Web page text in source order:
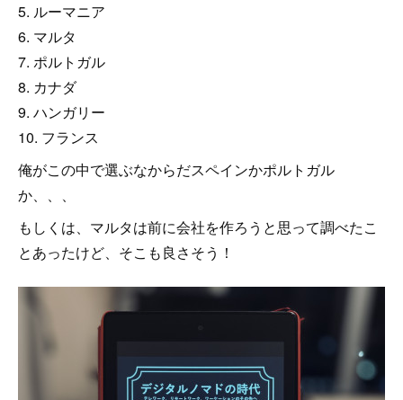
5. ルーマニア
6. マルタ
7. ポルトガル
8. カナダ
9. ハンガリー
10. フランス
俺がこの中で選ぶなからだスペインかポルトガル
か、、、
もしくは、マルタは前に会社を作ろうと思って調べたこ
とあったけど、そこも良さそう！